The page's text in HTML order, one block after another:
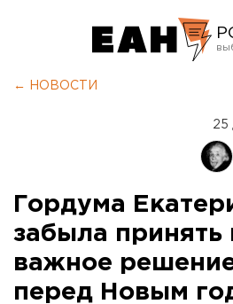
← НОВОСТИ
25
Гордума
забыла принять
важное
перед Новым